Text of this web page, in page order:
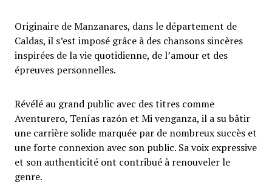
Originaire de Manzanares, dans le département de
Caldas, il s’est imposé grâce à des chansons sincères
inspirées de la vie quotidienne, de l’amour et des
épreuves personnelles.
Révélé au grand public avec des titres comme
Aventurero, Tenías razón et Mi venganza, il a su bâtir
une carrière solide marquée par de nombreux succès et
une forte connexion avec son public. Sa voix expressive
et son authenticité ont contribué à renouveler le
genre.